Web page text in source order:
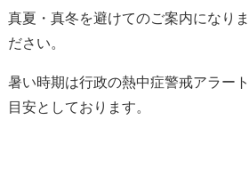
真夏・真冬を避けてのご案内になり
ださい。
暑い時期は行政の熱中症警戒アラー
目安としております。